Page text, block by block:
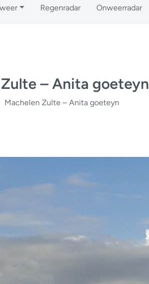
Regenradar Onweerradar
– Anita goeteyn
Machelen Zulte – Anita goeteyn